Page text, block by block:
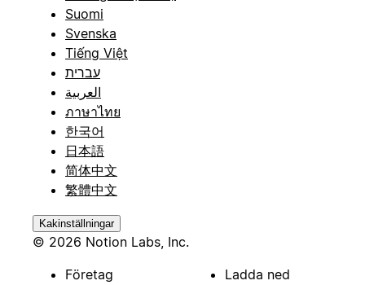
Suomi
Svenska
Tiếng Việt
עברית
العربية
ภาษาไทย
한국어
日本語
简体中文
繁體中文
Kakinställningar
© 2026 Notion Labs, Inc.
Företag
Ladda ned